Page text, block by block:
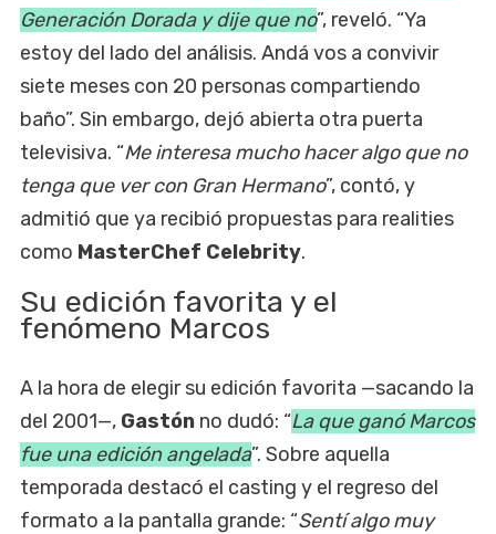
Generación Dorada y dije que no”, reveló. “Ya
estoy del lado del análisis. Andá vos a convivir
siete meses con 20 personas compartiendo
baño”. Sin embargo, dejó abierta otra puerta
televisiva. “Me interesa mucho hacer algo que no
tenga que ver con Gran Hermano”, contó, y
admitió que ya recibió propuestas para realities
como MasterChef Celebrity.
Su edición favorita y el
fenómeno Marcos
A la hora de elegir su edición favorita —sacando la
del 2001—, Gastón no dudó: “La que ganó Marcos
fue una edición angelada”. Sobre aquella
temporada destacó el casting y el regreso del
formato a la pantalla grande: “Sentí algo muy